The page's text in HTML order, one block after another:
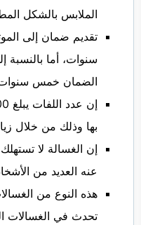
الملابس بالشكل
تقديم ضمان إلى
سنوات، أما بالنسبة
الضمان خمس
بها وذلك من خلال
إن الغسالة لا
عنه العديد من
هذه النوع من
تحدث في الغسالات